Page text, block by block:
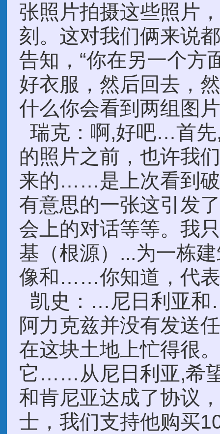
张照片拍摄这些照片
刻。这对我们俩来说
告知，“你在另一个方
好衣服，然后回去，
什么你会看到两组图
瑞克：啊,好吧…首
的照片之前，也许我
来的……是上次看到破
有意思的一张这引发
会上的对话等等。我
基（根源）...为一栋
像和……你知道，代
凯史：…尼日利亚
阿力克兹并没有发送
在这块土地上忙得很
它……从尼日利亚,希
和肯尼亚达成了协议
士，我们支持他购买